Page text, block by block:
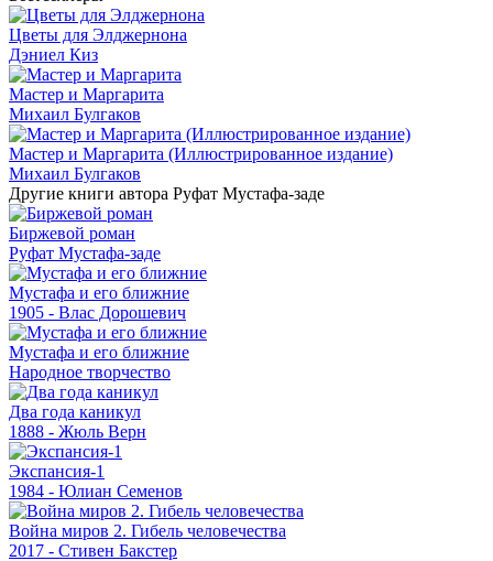
Цветы для Элджернона
Дэниел Киз
Мастер и Маргарита
Михаил Булгаков
Мастер и Маргарита (Иллюстрированное издание)
Михаил Булгаков
Другие книги автора Руфат Мустафа-заде
Биржевой роман
Руфат Мустафа-заде
Мустафа и его ближние
1905 - Влас Дорошевич
Мустафа и его ближние
Народное творчество
Два года каникул
1888 - Жюль Верн
Экспансия-1
1984 - Юлиан Семенов
Война миров 2. Гибель человечества
2017 - Стивен Бакстер